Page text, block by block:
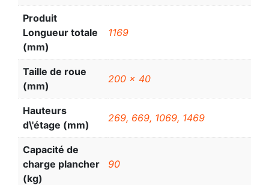
Produit
Longueur totale
(mm)
1169
Taille de roue
(mm)
200 x 40
Hauteurs
d\'étage (mm)
269, 669, 1069, 1469
Capacité de
charge plancher
(kg)
90